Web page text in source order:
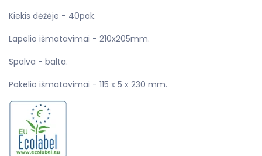
Kiekis dėžėje - 40pak.
Lapelio išmatavimai - 210x205mm.
Spalva - balta.
Pakelio išmatavimai - 115 x 5 x 230 mm.